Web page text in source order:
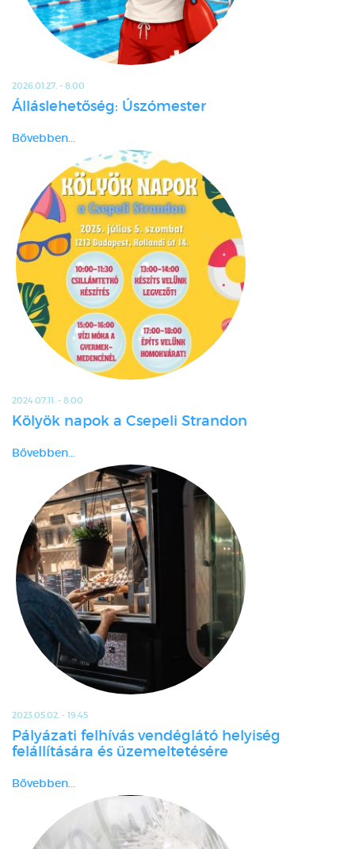
2026.01.27. - 8:00
Álláslehetőség: Úszómester
Bővebben...
2024.07.11. - 8:00
Kölyök napok a Csepeli Strandon
Bővebben...
2023.05.02. - 19:45
Pályázati felhívás vendéglátó helyiség
felállítására és üzemeltetésére
Bővebben...